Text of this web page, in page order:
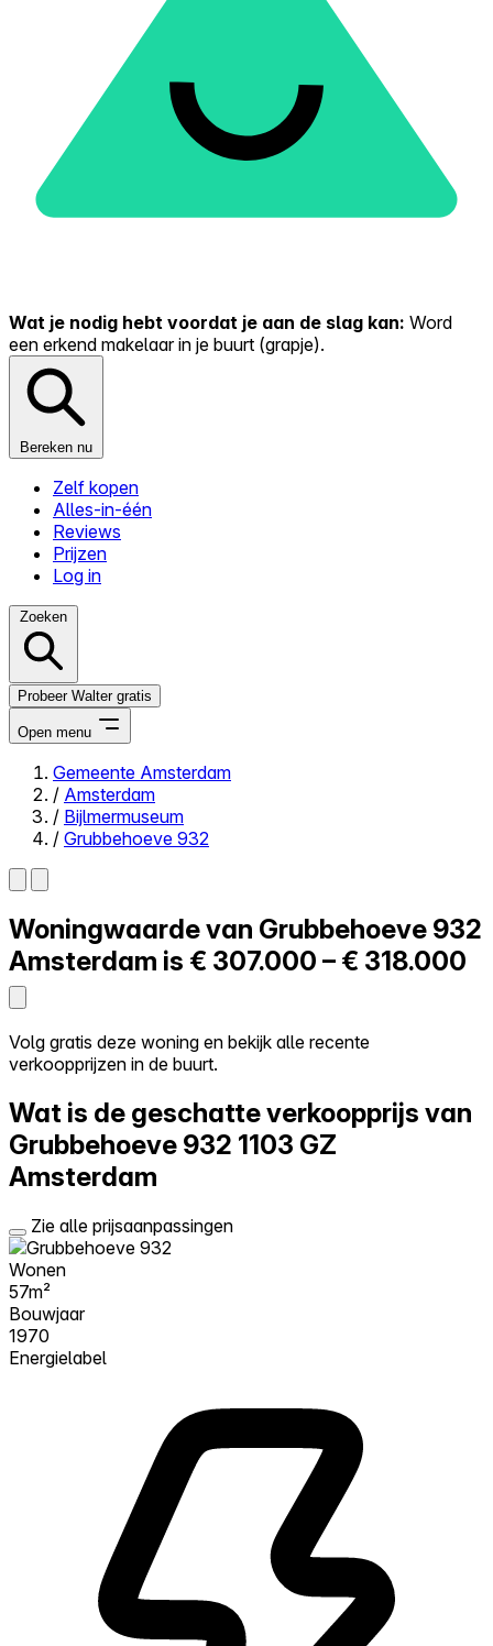
Wat je nodig hebt voordat je aan de slag kan: Word
een erkend makelaar in je buurt (grapje).
Bereken nu
Zelf kopen
Alles-in-één
Reviews
Prijzen
Log in
Zoeken
Probeer Walter gratis
Open menu
Close menu
Zelf kopen
Alles-in-één
Reviews
Log in
Probeer Walter gratis
Gemeente Amsterdam
/ Amsterdam
/ Bijlmermuseum
/ Grubbehoeve 932
Woningwaarde van Grubbehoeve 932
Amsterdam is € 307.000 – € 318.000
Volg gratis deze woning en bekijk alle recente
verkoopprijzen in de buurt.
Wat is de geschatte verkoopprijs van
Grubbehoeve 932 1103 GZ
Amsterdam
Zie alle prijsaanpassingen
Wonen
57m²
Bouwjaar
1970
Energielabel